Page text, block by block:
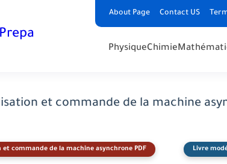
About Page Contact US
PhysiqueChimie
et commande de la machine
et commande de la machine asynchrone PDF Livre